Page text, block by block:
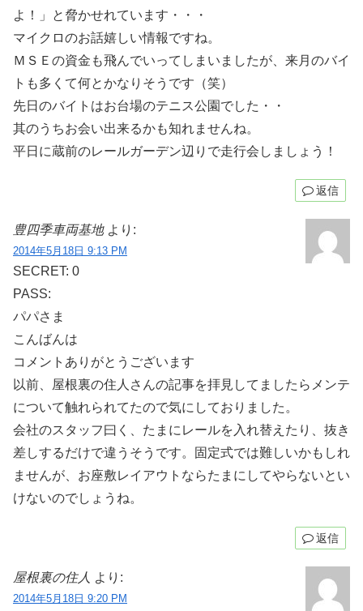
よ！」と脅かせれています・・・
マイクロのお話嬉しい情報ですね。
ＭＳＥの資金も飛んでいってしまいましたが、来月のバイ
トも多くて何とかなりそうです（笑）
先日のバイトはお台場のテニス公園でした・・
其のうちお会い出来るかも知れませんね。
平日に蔵前のレールガーデン辺りで走行会しましょう！
返信
豊四季車両基地 より:
2014年5月18日 9:13 PM
SECRET: 0
PASS:
パパさま
こんばんは
コメントありがとうございます
以前、屋根裏の住人さんの記事を拝見してましたらメンテ
について触れられてたので気にしておりました。
会社のスタッフ曰く、たまにレールを入れ替えたり、抜き
差しするだけで違うそうです。固定式では難しいかもしれ
ませんが、お座敷レイアウトならたまにしてやらないとい
けないのでしょうね。
返信
屋根裏の住人 より:
2014年5月18日 9:20 PM